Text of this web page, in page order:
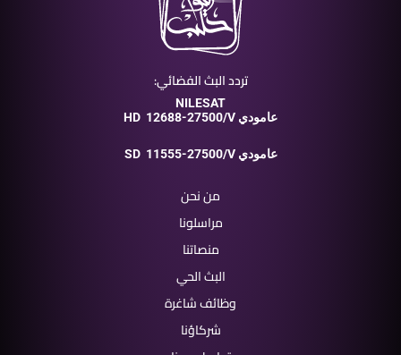
تردد البث الفضائي:
NILESAT
HD
12688-27500/V عامودي
SD 11555-27500/V عامودي
من نحن
مراسلونا
منصاتنا
البث الحي
وظائف شاغرة
شركاؤنا